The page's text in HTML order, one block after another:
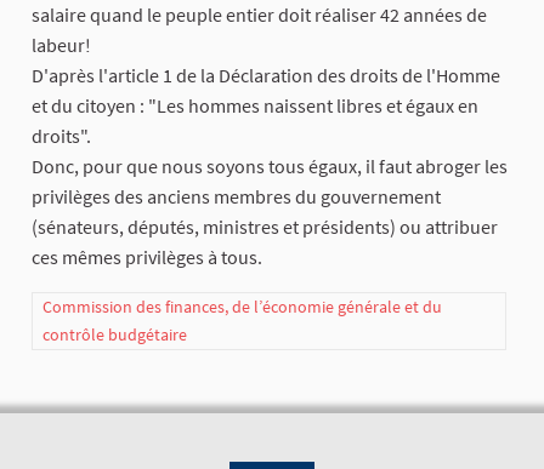
salaire quand le peuple entier doit réaliser 42 années de
labeur!
D'après l'article 1 de la Déclaration des droits de l'Homme
et du citoyen : "Les hommes naissent libres et égaux en
droits".
Donc, pour que nous soyons tous égaux, il faut abroger les
privilèges des anciens membres du gouvernement
(sénateurs, députés, ministres et présidents) ou attribuer
ces mêmes privilèges à tous.
Commission des finances, de l’économie générale et du
contrôle budgétaire